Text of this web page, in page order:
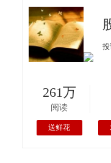
261万
阅读
送鲜花